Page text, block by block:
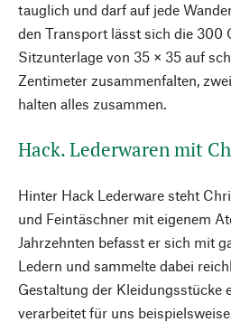
tauglich und darf auf jede
den Transport lässt sich die 300
Sitzunterlage von 35 × 35 auf
Zentimeter zusammenfalten,
halten alles zusammen.
Hack. Lederwaren mit
Hinter Hack Lederware steht
und Feintäschner mit eigenem
Jahrzehnten befasst er sich mit
Ledern und sammelte dabei
Gestaltung der Kleidungsstücke
verarbeitet für uns